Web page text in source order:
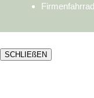
SCHLIEßEN